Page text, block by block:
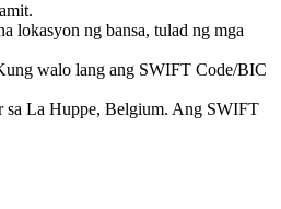
lokasyon ng bansa, tulad ng mga
walo lang ang SWIFT Code/BIC
sa La Huppe, Belgium. Ang SWIFT